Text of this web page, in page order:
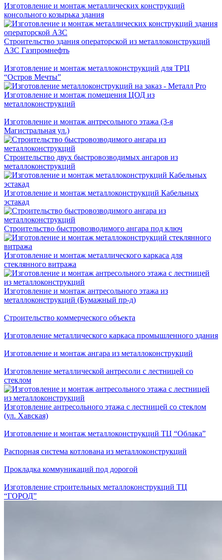
Изготовление и монтаж металлических конструкций
консольного козырька здания
Строительство здания операторской из металлоконструкций
АЗС Газпромнефть
Изготовление и монтаж металлоконструкций для ТРЦ
“Остров Мечты”
Изготовление и монтаж помещения ЦОД из
металлоконструкций
Изготовление и монтаж антресольного этажа (3-я
Магистральная ул.)
Строительство двух быстровозводимых ангаров из
металлоконструкций
Изготовление и монтаж металлоконструкций Кабельных
эстакад
Строительство быстровозводимого ангара под ключ
Изготовление и монтаж металлического каркаса для
стеклянного витража
Изготовление и монтаж антресольного этажа из
металлоконструкций (Бумажный пр-д)
Строительство коммерческого объекта
Изготовление металлического каркаса промышленного здания
Изготовление и монтаж ангара из металлоконструкций
Изготовление металлической антресоли с лестницей со
стеклом
Изготовление антресольного этажа с лестницей со стеклом
(ул. Хавская)
Изготовление и монтаж металлоконструкций ТЦ “Облака”
Распорная система котлована из металлоконструкций
Прокладка коммуникаций под дорогой
Изготовление строительных металлоконструкций ТЦ
“ГОРОД”